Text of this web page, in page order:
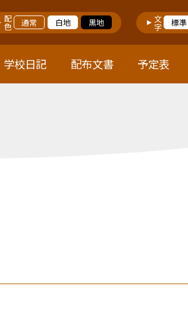
配色 通常 白地 黒地 文字 標準
学校日記 配布文書 予定表